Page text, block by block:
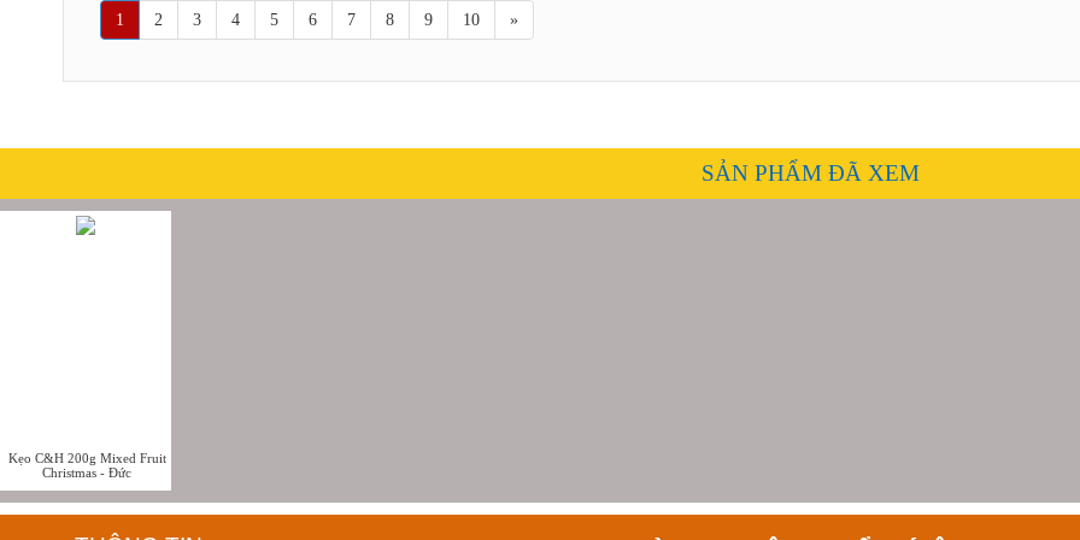
1 2 3 4 5 6 7 8 9 10 »
SẢN PHẨM ĐÃ XEM
Kẹo C&H 200g Mixed Fruit
Christmas - Đức